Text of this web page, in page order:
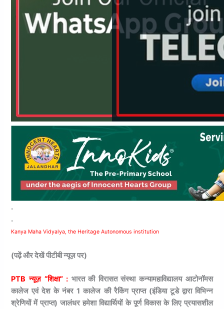
.
.
Kanya Maha Vidyalya, the Heritage Autonomous institution
(पढ़ें और देखें पीटीबी न्यूज़ पर)
PTB न्यूज़ “शिक्षा” : भारत की विरासत संस्था कन्यामहाविद्यालय आटोनॉमस
कालेज एवं देश के नंबर 1 कालेज की रैकिंग प्राप्त (इंडिया टूडे द्वारा विभिन्न
श्रेणियों में प्राप्त) जालंधर हमेशा विद्यार्थियों के पूर्ण विकास के लिए प्रयासशील